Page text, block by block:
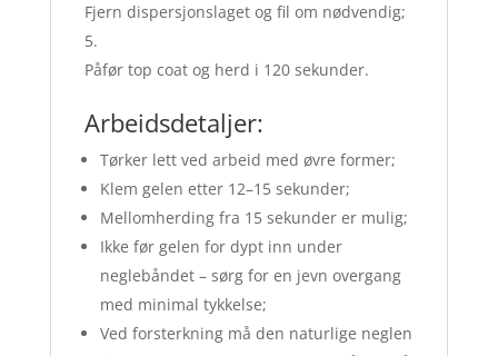
Fjern dispersjonslaget og fil om nødvendig;
Påfør top coat og herd i 120 sekunder.
Arbeidsdetaljer:
Tørker lett ved arbeid med øvre former;
Klem gelen etter 12–15 sekunder;
Mellomherding fra 15 sekunder er mulig;
Ikke før gelen for dypt inn under
neglebåndet – sørg for en jevn overgang
med minimal tykkelse;
Ved forsterkning må den naturlige neglen